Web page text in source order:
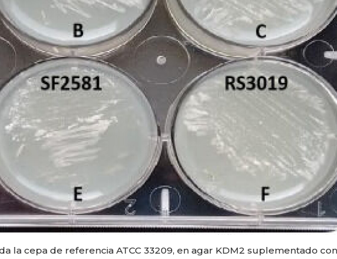
la cepa de referencia ATCC 33209, en agar KDM2 suplementado con